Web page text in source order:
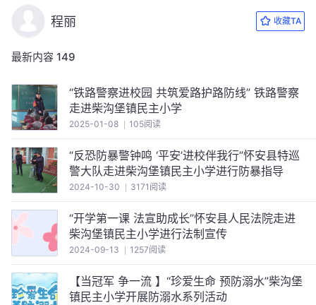
程丽 收藏TA
最新内容 149
“铁路警察进校园 共筑爱路护路防线” 铁路警察
走进柴沟堡镇民主小学
2025-01-08 105阅读
“反恐防暴警钟鸣 ‘平安’进校伴我行”怀安县特巡
警大队走进柴沟堡镇民主小学进行防暴指导
2024-10-30 3171阅读
“开学第一课 法宣助成长”怀安县人民法院走进
柴沟堡镇民主小学进行法制宣传
2024-09-13 1257阅读
【当冠军 争一流 】“珍爱生命 预防溺水”柴沟堡
镇民主小学开展防溺水系列活动